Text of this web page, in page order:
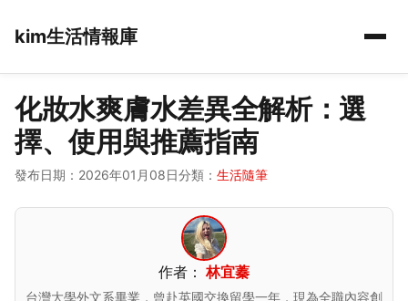
kim生活情報庫
化妝水爽膚水差異全解析：選
擇、使用與推薦指南
發布日期：2026年01月08日分類： 生活隨筆
作者：林宜蓁
台灣大學外文系畢業，曾赴英國交換留學一年，現為全職內容創